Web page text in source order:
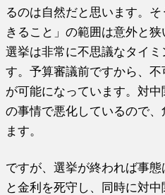
るのは自然だと思います。
きること」の範囲は意外と
選挙は非常に不思議なタイ
す。予算審議前ですから、
が可能になっています。対
の事情で悪化しているので
ます。
ですが、選挙が終われば事
と金利を死守し、同時に対